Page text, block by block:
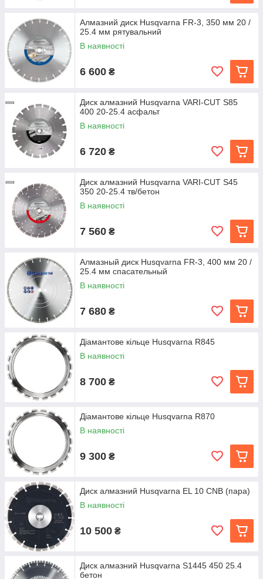
Алмазний диск Husqvarna FR-3, 350 мм 20 /
25.4 мм рятувальний
В наявності
6 600 ₴
Диск алмазний Husqvarna VARI-CUT S85
400 20-25.4 асфальт
В наявності
6 720 ₴
Диск алмазний Husqvarna VARI-CUT S45
350 20-25.4 тв/бетон
В наявності
7 560 ₴
Алмазный диск Husqvarna FR-3, 400 мм 20 /
25.4 мм спасательный
В наявності
7 680 ₴
Діамантове кільце Husqvarna R845
В наявності
8 700 ₴
Діамантове кільце Husqvarna R870
В наявності
9 300 ₴
Диск алмазний Husqvarna EL 10 CNB (пара)
В наявності
10 500 ₴
Диск алмазний Husqvarna S1445 450 25.4
бетон